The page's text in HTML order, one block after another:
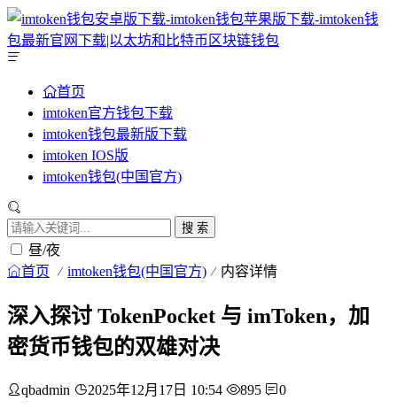
首页
imtoken官方钱包下载
imtoken钱包最新版下载
imtoken IOS版
imtoken钱包(中国官方)
搜 索
昼/夜
首页 imtoken钱包(中国官方) 内容详情
深入探讨 TokenPocket 与 imToken，加
密货币钱包的双雄对决
qbadmin 2025年12月17日 10:54 895 0